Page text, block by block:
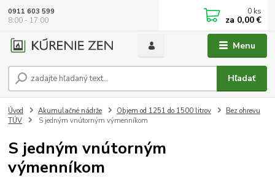
Menu
Hľadať
0911 603 599
8:00 - 17:00
0 ks
za 0,00 €
Úvod Akumulačné nádrže Objem od 1251 do 1500 litrov
Bez ohrevu
TÚV
S jedným vnútorným výmenníkom
S jedným vnútorným
výmenníkom